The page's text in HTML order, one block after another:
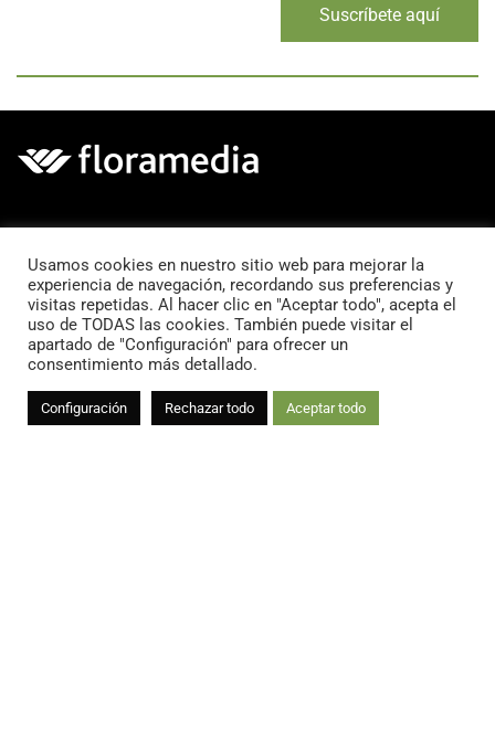
Suscríbete aquí
¿HABLAMOS?
+34 963 503 288
info@floramedia.es
Usamos cookies en nuestro sitio web para mejorar la
experiencia de navegación, recordando sus preferencias y
visitas repetidas. Al hacer clic en "Aceptar todo", acepta el
uso de TODAS las cookies. También puede visitar el
apartado de "Configuración" para ofrecer un
consentimiento más detallado.
Configuración Rechazar todo Aceptar todo